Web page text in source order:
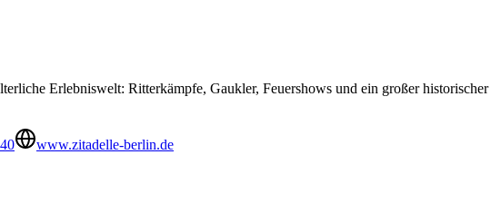
Erlebniswelt: Ritterkämpfe, Gaukler, Feuershows und ein großer
www.zitadelle-berlin.de